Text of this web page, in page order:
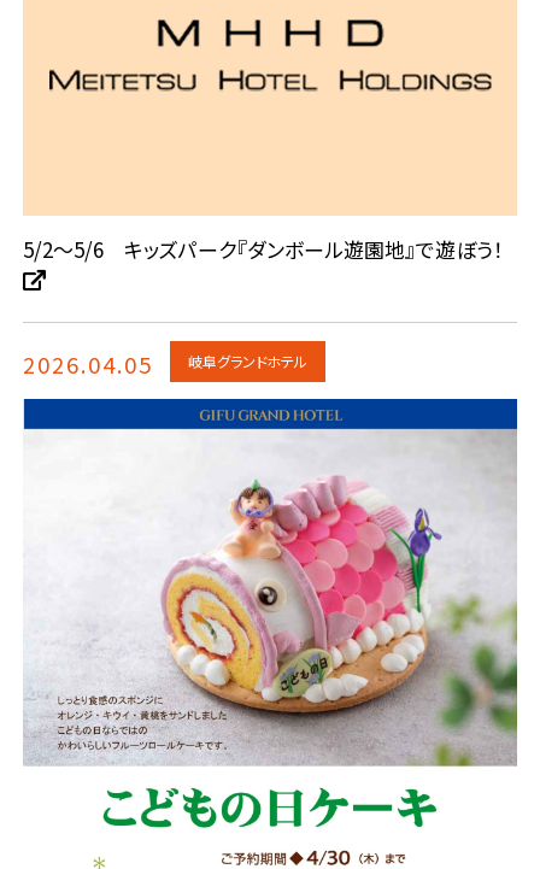
5/2～5/6 キッズパーク『ダンボール遊園地』で遊ぼう！
2026.04.05 岐阜グランドホテル